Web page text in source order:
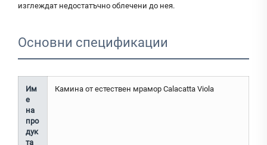
изглеждат недостатъчно облечени до нея.
Основни спецификации
Им
е
на
про
дук
та
Камина от естествен мрамор Calacatta Viola